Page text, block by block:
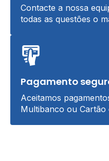
Contacte a nossa
todas as questões o
Pagamento
Aceitamos
Multibanco ou Cartão